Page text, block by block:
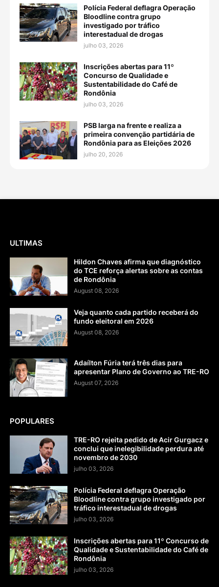
Polícia Federal deflagra Operação
Bloodline contra grupo
investigado por tráfico
interestadual de drogas
julho 03, 2026
Inscrições abertas para 11º
Concurso de Qualidade e
Sustentabilidade do Café de
Rondônia
julho 03, 2026
PSB larga na frente e realiza a
primeira convenção partidária de
Rondônia para as Eleições 2026
julho 20, 2026
ULTIMAS
Hildon Chaves afirma que diagnóstico
do TCE reforça alertas sobre as contas
de Rondônia
August 08, 2026
Veja quanto cada partido receberá do
fundo eleitoral em 2026
August 08, 2026
Adaílton Fúria terá três dias para
apresentar Plano de Governo ao TRE-RO
August 07, 2026
POPULARES
TRE-RO rejeita pedido de Acir Gurgacz e
conclui que inelegibilidade perdura até
novembro de 2030
julho 03, 2026
Polícia Federal deflagra Operação
Bloodline contra grupo investigado por
tráfico interestadual de drogas
julho 03, 2026
Inscrições abertas para 11º Concurso de
Qualidade e Sustentabilidade do Café de
Rondônia
julho 03, 2026